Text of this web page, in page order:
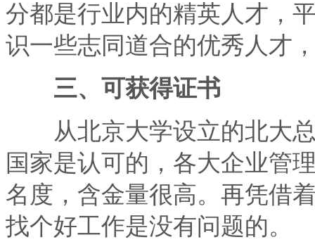
分都是行业内的精英人才，
识一些志同道合的优秀人才
三、可获得证书
从北京大学设立的北大总
国家是认可的，各大企业管
名度，含金量很高。再凭借
找个好工作是没有问题的。